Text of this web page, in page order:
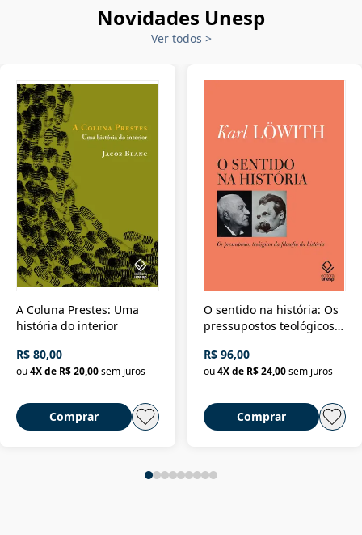
Novidades Unesp
Ver todos >
A Coluna Prestes: Uma
história do interior
R$ 80,00
ou4X de R$ 20,00sem juros
Comprar
O sentido na história: Os
pressupostos teológicos
R$ 96,00
ou 4X de R$ 24,00 sem juros
Comprar